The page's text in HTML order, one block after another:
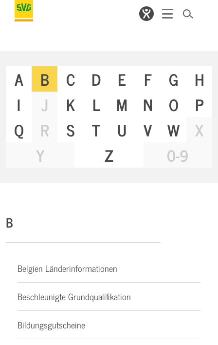
A B C D E F G
H
I
J K L M N O
P
Q
R S T U V W
X
Y
Z 0-9
B
Belgien Länderinformationen
Beschleunigte Grundqualifikation
Bildungsgutscheine